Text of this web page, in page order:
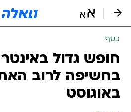
כסף
חופש גדול
בחשיפה לרוב
באוגוסט